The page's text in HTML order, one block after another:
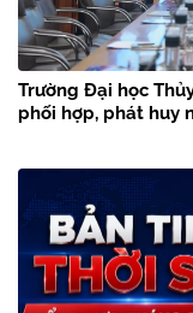
Trường Đại học
phối hợp, phát huy